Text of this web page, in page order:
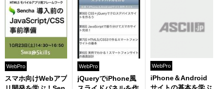
WebPro
スマホ向けWebアプ
WebPro
jQueryでiPhone風
WebPro
iPhone＆Android